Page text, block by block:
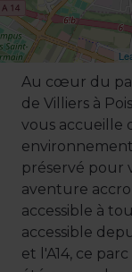
Au cœur du
de Villiers à
vous accueille
préservé pour
aventure
accessible à
accessible
et l'A14, ce